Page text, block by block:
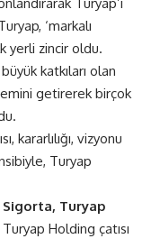
‘markalı
yerli zincir oldu.
katkıları olan
getirerek birçok
kararlılığı, vizyonu
Turyap
Sigorta, Turyap
Holding çatısı